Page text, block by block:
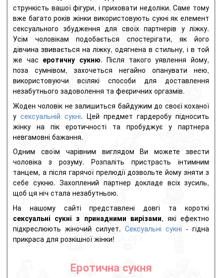
стрункість вашої фігури, і приховати недоліки. Саме тому
вже багато років жінки використовують сукні як елемент
сексуального збудження для своїх партнерів у ліжку.
Усім чоловікам подобається спостерігати, як його
дівчина звивається на ліжку, одягнена в стильну, і в той
же час еротичну сукню. Після такого уявлення йому,
поза сумнівом, захочеться негайно опанувати нею,
використовуючи всілякі способи для доставлення
незабутнього задоволення та феєричних оргазмів.
Жоден чоловік не залишиться байдужим до своєї коханої
у сексуальній сукні. Цей предмет гардеробу підносить
жінку на пік еротичності та пробуджує у партнера
невгамовні бажання.
Одним своїм чарівним виглядом Ви можете звести
чоловіка з розуму. Розпаліть пристрасть інтимним
танцем, а після гарячої прелюдії дозвольте йому зняти з
себе сукню. Захоплений партнер докладе всіх зусиль,
щоб ця ніч стала незабутньою.
На нашому сайті представлені довгі та короткі
сексуальні сукні з принадними вирізами, які ефектно
підкреслюють жіночий силует. Сексуальні сукні - гідна
прикраса для розкішної жінки!
Еротична сукня